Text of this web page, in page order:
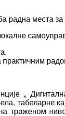
радна места за
„
табеларне
траженом